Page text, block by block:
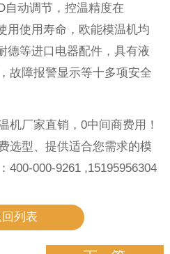
自动调节，控温精度在
使用寿命，欧能模温机均
德等进口电器配件，具有液
故障报警显示等十多项安全
机厂家直销，0中间商费用！
选型、提供适合您需求的模
400-000-9261 ,15195956304
列表